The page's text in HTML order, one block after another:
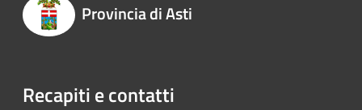
Provincia di Asti
Recapiti e contatti